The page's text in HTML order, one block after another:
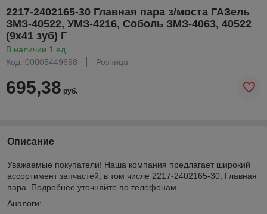
2217-2402165-30 Главная пара з/моста ГАЗель
ЗМЗ-40522, УМЗ-4216, Соболь ЗМЗ-4063, 40522
(9х41 зуб) Г
В наличии 1 ед.
Код: 00005449698
Розница
695,38 руб.
Описание
Уважаемые покупатели! Наша компания предлагает широкий
ассортимент запчастей, в том числе 2217-2402165-30, Главная
пара. Подробнее уточняйте по телефонам.
Аналоги: